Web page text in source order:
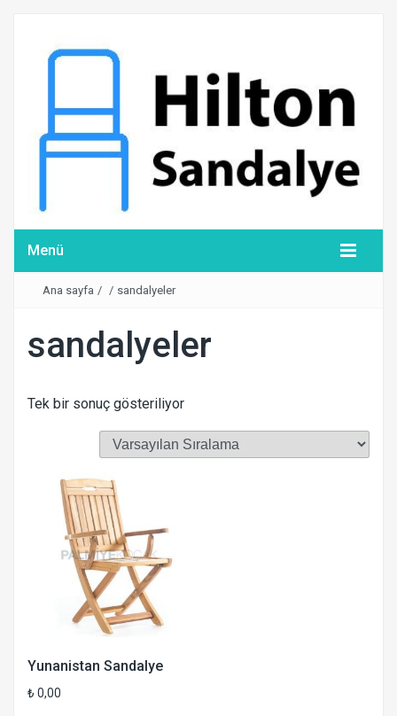
Menü
Ana sayfa / / sandalyeler
sandalyeler
Tek bir sonuç gösteriliyor
Yunanistan Sandalye
₺ 0,00